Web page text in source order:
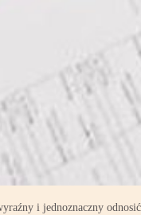
i jednoznaczny